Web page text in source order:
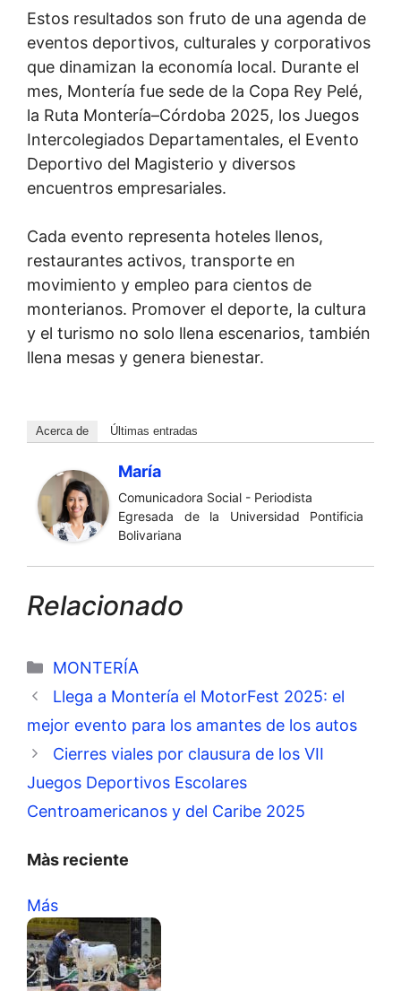
Estos resultados son fruto de una agenda de
eventos deportivos, culturales y corporativos
que dinamizan la economía local. Durante el
mes, Montería fue sede de la Copa Rey Pelé,
la Ruta Montería–Córdoba 2025, los Juegos
Intercolegiados Departamentales, el Evento
Deportivo del Magisterio y diversos
encuentros empresariales.
Cada evento representa hoteles llenos,
restaurantes activos, transporte en
movimiento y empleo para cientos de
monterianos. Promover el deporte, la cultura
y el turismo no solo llena escenarios, también
llena mesas y genera bienestar.
Acerca de Últimas entradas
María
Comunicadora Social - Periodista
Egresada de la Universidad Pontificia
Bolivariana
Relacionado
Categorías
MONTERÍA
Llega a Montería el MotorFest 2025: el
mejor evento para los amantes de los autos
Cierres viales por clausura de los VII
Juegos Deportivos Escolares
Centroamericanos y del Caribe 2025
Màs reciente
Más